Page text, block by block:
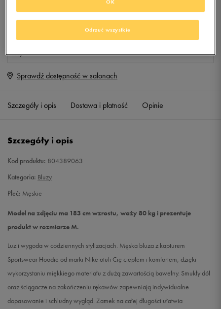
Produkt niedostępny
Jeśli artykuł będzie ponownie dostępny, otrzymasz od nas powiadomienie.
Wybierz rozmiar
S Powiadom o dostępności
M Powiadom o dostępności
XXL
Sprawdź dostępność w salonach
Szczegóły i opis Dostawa i płatność Opinie
Szczegóły i opis
Kod produktu: 804389063
Kategoria: Bluzy
Płeć: Męskie
Model na zdjęciu ma 183 cm wzrostu, waży 80 kg i prezentuje
produkt w rozmiarze M.
Luz i wygoda w codziennych stylizacjach. Męska bluza z kapturem
Sportswear Hoodie od marki Nike otuli Cię ciepłem i komfortem, dzięki
wykorzystaniu miękkiego materiału z dużą zawartością bawełny. Smukły dół
oraz ściągacze na zakończeniu rękawów zapewniają indywidualne
dopasowanie i schludny wygląd. Zamek na całej długości ułatwia
Odrzuć wszystkie
OK